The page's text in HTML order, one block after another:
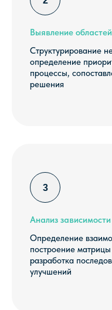
Выявление
Структурирование
определение
процессы,
решения
Анализ
Определение
построение
разработка
улучшений
МЫ
РЕАЛЬНЫЕ